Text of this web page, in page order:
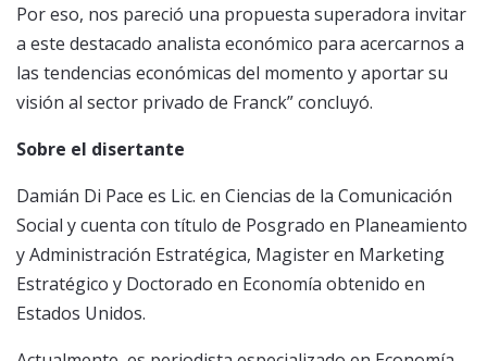
Por eso, nos pareció una propuesta superadora invitar
a este destacado analista económico para acercarnos a
las tendencias económicas del momento y aportar su
visión al sector privado de Franck” concluyó.
Sobre el disertante
Damián Di Pace es Lic. en Ciencias de la Comunicación
Social y cuenta con título de Posgrado en Planeamiento
y Administración Estratégica, Magister en Marketing
Estratégico y Doctorado en Economía obtenido en
Estados Unidos.